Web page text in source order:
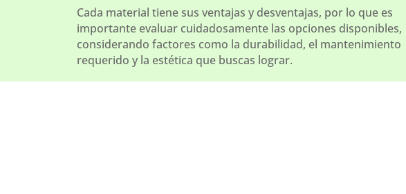
Cada material tiene sus ventajas y desventajas, por lo que es
importante evaluar cuidadosamente las opciones disponibles,
considerando factores como la durabilidad, el mantenimiento
requerido y la estética que buscas lograr.